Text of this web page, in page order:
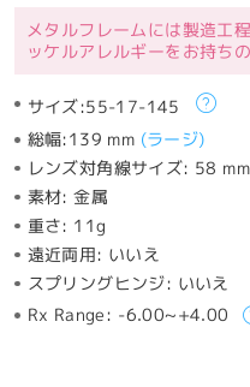
メタルフレームには製造工
ッケルアレルギーをお持ち
サイズ:55-17-145
総幅:139 mm (ラージ)
レンズ対角線サイズ: 58 mm
素材:金属
重さ: 11g
遠近両用: いいえ
スプリングヒンジ: いいえ
Rx Range: -6.00~+4.00